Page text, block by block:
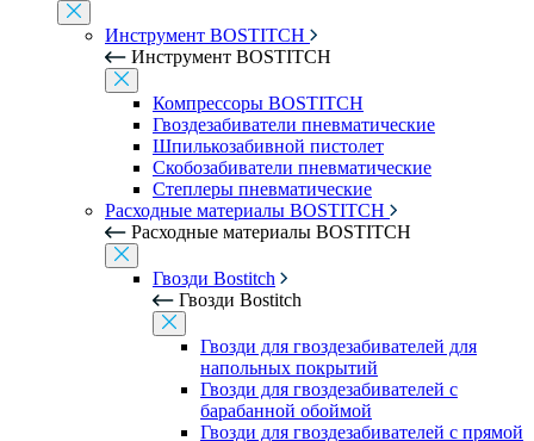
Инструмент BOSTITCH
Инструмент BOSTITCH
Компрессоры BOSTITCH
Гвоздезабиватели пневматические
Шпилькозабивной пистолет
Скобозабиватели пневматические
Степлеры пневматические
Расходные материалы BOSTITCH
Расходные материалы BOSTITCH
Гвозди Bostitch
Гвозди Bostitch
Гвозди для гвоздезабивателей для
напольных покрытий
Гвозди для гвоздезабивателей с
барабанной обоймой
Гвозди для гвоздезабивателей с прямой